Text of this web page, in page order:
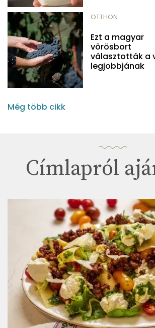
OTTHON
Ezt a magyar
vörösbort
választották a
legjobbjának
Még több cikk
Címlapról